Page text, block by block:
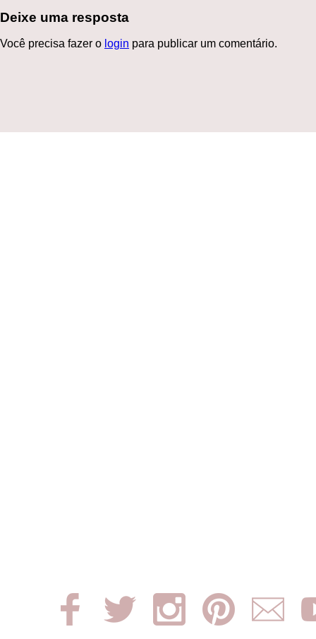
Deixe uma resposta
Você precisa fazer o login para publicar um comentário.